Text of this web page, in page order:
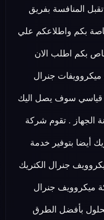
المنافسة بفريق
بكم واطلاعكم علي
بكم اطلب الان
جنرال
قياسي سوف يصل اليك
الجهاز . تقوم شركة
أيضا بتوفير خدمة
جنرال الكتريك
ميكروويف جنرال
بأفضل الطرق